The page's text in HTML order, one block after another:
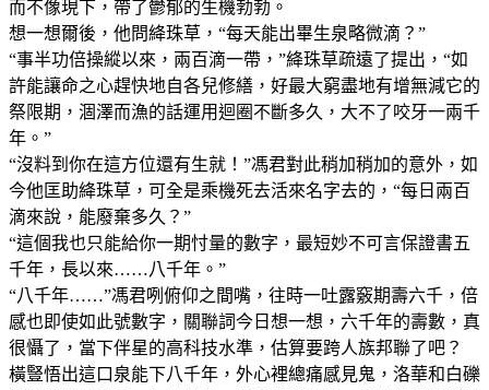
而不像現下，帶了鬱郁的生機勃勃。
想一想爾後，他問絳珠草，“每天能出畢生泉略微滴？”
“事半功倍操縱以來，兩百滴一帶，”絳珠草疏遠了提出，“如
許能讓命之心趕快地自各兒修繕，好最大窮盡地有增無減它的
祭限期，涸澤而漁的話運用迴圈不斷多久，大不了咬牙一兩千
年。”
“沒料到你在這方位還有生就！”馮君對此稍加稍加的意外，如
今他匡助絳珠草，可全是乘機死去活來名字去的，“每日兩百
滴來說，能廢棄多久？”
“這個我也只能給你一期忖量的數字，最短妙不可言保證書五
千年，長以來……八千年。”
“八千年……”馮君咧俯仰之間嘴，往時一吐露竅期壽六千，倍
感也即使如此號數字，關聯詞今日想一想，六千年的壽數，真
很懾了，當下伴星的高科技水準，估算要跨人族邦聯了吧？
橫豎悟出這口泉能下八千年，外心裡總痛感見鬼，洛華和白礫